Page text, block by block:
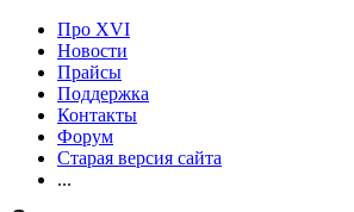
Про XVI
Новости
Прайсы
Поддержка
Контакты
Форум
Старая версия сайта
...